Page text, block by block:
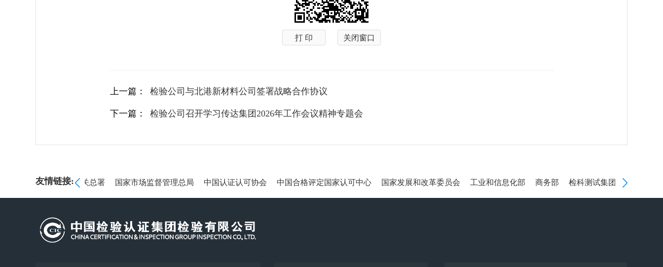
打 印 关闭窗口
上一篇： 检验公司与北港新材料公司签署战略合作协议
下一篇： 检验公司召开学习传达集团2026年工作会议精神专题会
友情链接:
监督管理委员会 海关总署 国家市场监督管理总局 中国认证认可协会 中国合格评定国家认可中心 国家发展和改革委员会 工业和信息化部 商务部 检科测试集团 国务院国